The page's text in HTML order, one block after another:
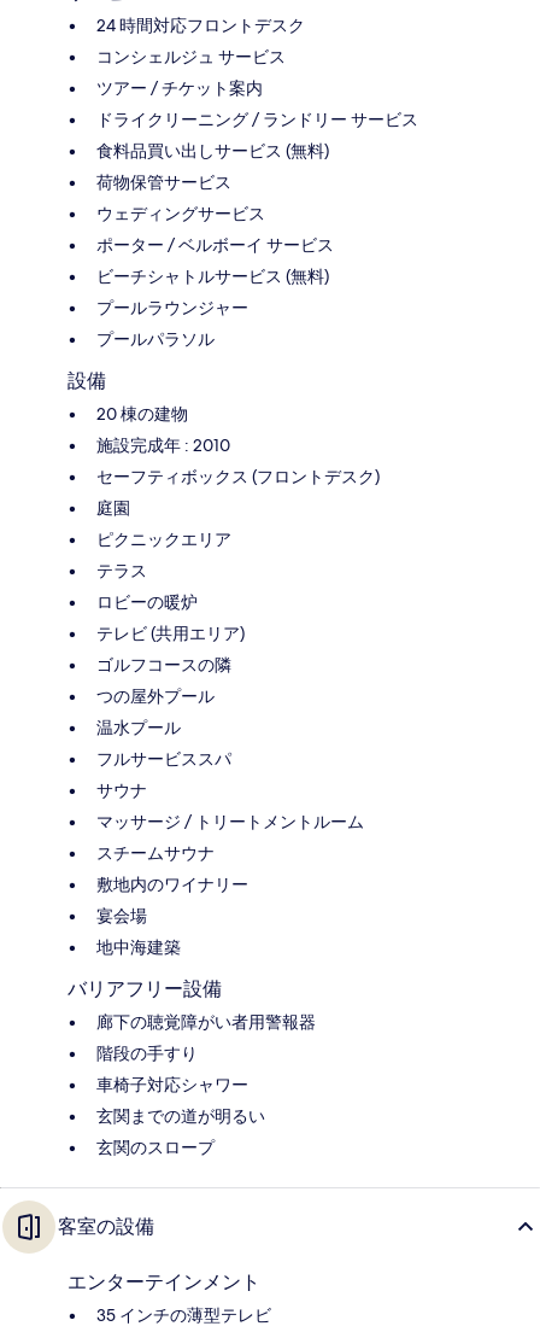
24 時間対応フロントデスク
コンシェルジュ サービス
ツアー / チケット案内
ドライクリーニング / ランドリー サービス
食料品買い出しサービス (無料)
荷物保管サービス
ウェディングサービス
ポーター / ベルボーイ サービス
ビーチシャトルサービス (無料)
プールラウンジャー
プールパラソル
設備
20 棟の建物
施設完成年 : 2010
セーフティボックス (フロントデスク)
庭園
ピクニックエリア
テラス
ロビーの暖炉
テレビ (共用エリア)
ゴルフコースの隣
つの屋外プール
温水プール
フルサービススパ
サウナ
マッサージ / トリートメントルーム
スチームサウナ
敷地内のワイナリー
宴会場
地中海建築
バリアフリー設備
廊下の聴覚障がい者用警報器
階段の手すり
車椅子対応シャワー
玄関までの道が明るい
玄関のスロープ
客室の設備
エンターテインメント
35 インチの薄型テレビ